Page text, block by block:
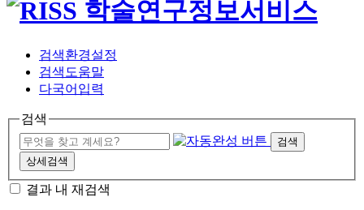
검색환경설정
검색도움말
다국어입력
검색
검색
상세검색
결과 내 재검색